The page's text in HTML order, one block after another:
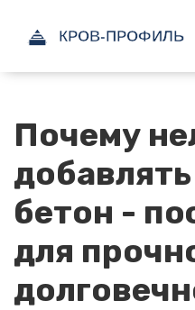
Почему
бетон -
для